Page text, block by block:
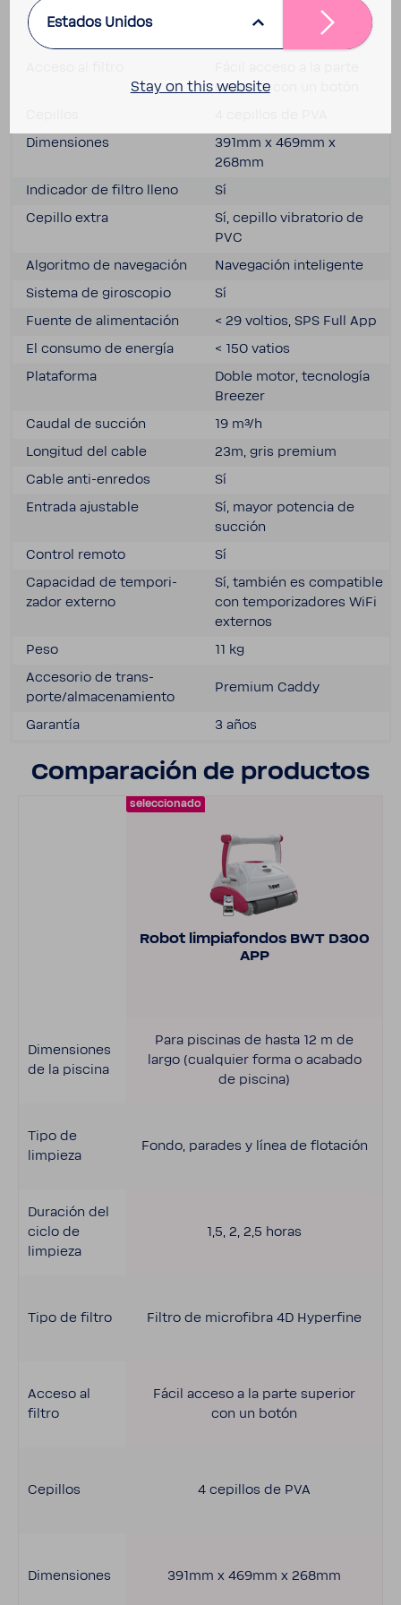
Tipo de filtro
Filtro de micro­fibra 4D
supe­rior con un botón
Dimen­siones
391mm x 469mm x
268mm
Indi­cador de filtro lleno
Sí
Cepillo extra
Sí, cepillo vibra­torio de
PVC
Algo­ritmo de nave­ga­ción
Nave­ga­ción inte­li­gente
Sistema de giros­copio
Sí
Fuente de alimen­ta­ción
< 29 voltios, SPS Full App
El consumo de energía
< 150 vatios
Plata­forma
Doble motor, tecno­logía
Breezer
Caudal de succión
19 m³/h
Longitud del cable
23m, gris premium
Cable anti-​enredos
Sí
Entrada ajus­table
Sí, mayor potencia de
succión
Control remoto
Sí
Capa­cidad de tempo­ri­
zador externo
Sí, también es compa­tible
con tempo­ri­za­dores WiFi
externos
Peso
11 kg
Acce­sorio de trans­
porte/alma­ce­na­miento
Premium Caddy
Garantía 3 años
Compa­ra­ción de productos
Dimen­siones
de la piscina
Tipo de
limpieza
Dura­ción del
ciclo de
limpieza
Tipo de filtro
Acceso al
filtro
Cepi­llos
Dimen­siones
Robot limpia­fondos BWT D300
APP
selec­cio­nado
Para piscinas de hasta 12 m de
largo (cual­quier forma o acabado
de piscina)
Fondo, parades y línea de flota­ción
1,5, 2, 2,5 horas
Filtro de micro­fibra 4D Hyper­fine
Fácil acceso a la parte supe­rior
con un botón
4 cepi­llos de PVA
391mm x 469mm x 268mm
Estados Unidos
Stay on this website